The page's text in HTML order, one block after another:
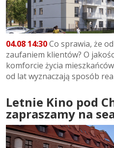
04.08 14:30Co sprawia, że
zaufaniem klientów? O
komforcie życia
od lat wyznaczają sposób
Letnie Kino pod
zapraszamy na